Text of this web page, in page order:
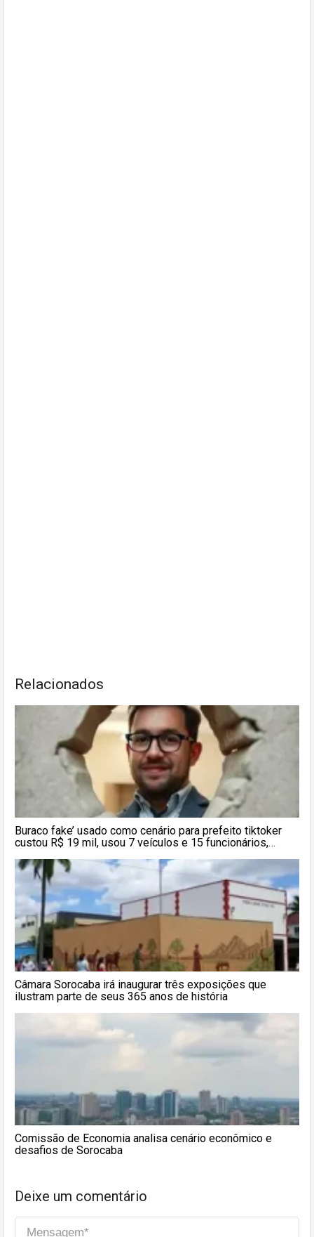
Relacionados
Buraco fake’ usado como cenário para prefeito tiktoker
custou R$ 19 mil, usou 7 veículos e 15 funcionários,
Câmara Sorocaba irá inaugurar três exposições que
ilustram parte de seus 365 anos de história
Comissão de Economia analisa cenário econômico e
desafios de Sorocaba
Deixe um comentário